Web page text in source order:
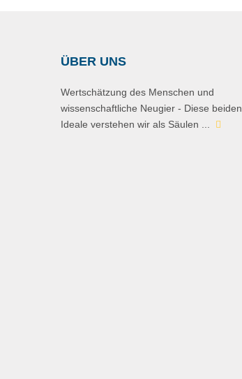
ÜBER UNS
Wertschätzung des Menschen und
wissenschaftliche Neugier - Diese beiden
Ideale verstehen wir als Säulen ...